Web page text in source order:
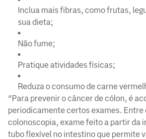
Inclua mais fibras, como frutas,
sua dieta;
Não fume;
Pratique atividades físicas;
Reduza o consumo de carne
“Para prevenir o câncer de cólon, é
periodicamente certos exames. Entre
colonoscopia, exame feito a partir da
tubo flexível no intestino que permite